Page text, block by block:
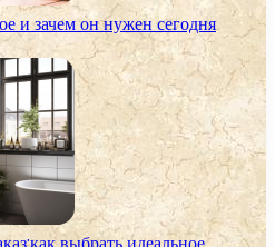
и зачем он нужен сегодня